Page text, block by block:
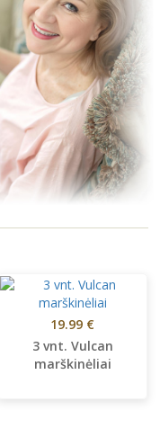
19.99 €
3 vnt. Vulcan
marškinėliai